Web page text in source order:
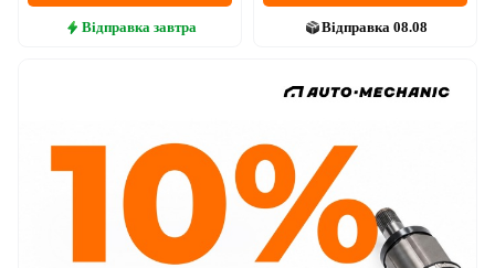
Відправка завтра Відправка 08.08